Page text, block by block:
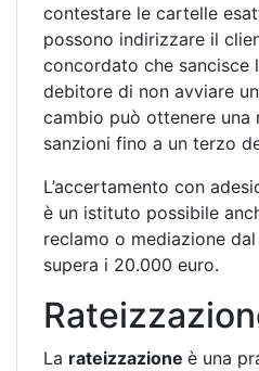
contestare le cartelle
possono indirizzare il
concordato che sancisce
debitore di non avviare
cambio può ottenere una
sanzioni fino a un terzo
L’accertamento con
è un istituto possibile
reclamo o mediazione
supera i 20.000 euro.
La rateizzazione è una